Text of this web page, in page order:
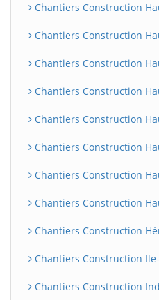
Chantiers Construction
Chantiers Construction
Chantiers Construction
Chantiers Construction
Chantiers Construction
Chantiers Construction
Chantiers Construction
Chantiers Construction
Chantiers Construction
Chantiers Construction
Chantiers Construction